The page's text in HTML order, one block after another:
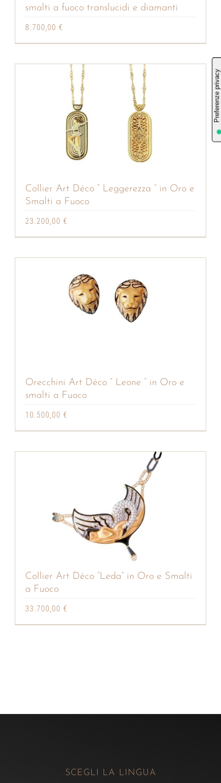
smalti a fuoco translucidi e diamanti
8.700,00 €
Collier Art Déco ” Leggerezza ” in Oro e
Smalti a Fuoco
23.200,00 €
Orecchini Art Déco ” Leone ” in Oro e
smalti a Fuoco
10.500,00 €
Collier Art Déco “Leda” in Oro e Smalti
a Fuoco
33.700,00 €
SCEGLI LA LINGUA